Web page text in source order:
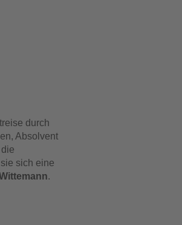
durch
Absolvent
sich eine
.